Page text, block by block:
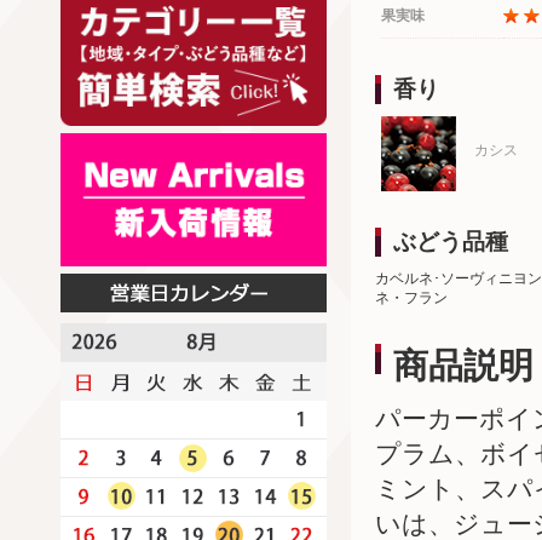
果実味
香り
カシス
ぶどう品種
カベルネ･ソーヴィニヨ
ネ・フラン
商品説明
パーカーポイ
プラム、ボ
ミント、ス
いは、ジュー